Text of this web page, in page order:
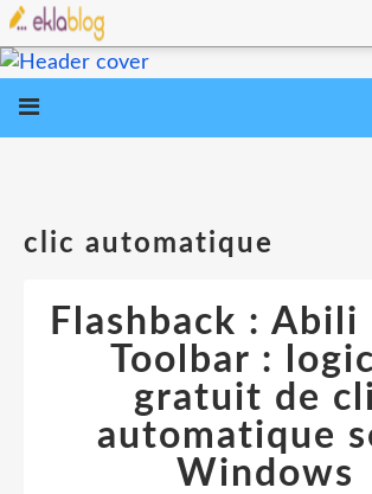
clic automatique
Flashback : Abili
Toolbar :
gratuit de
automatique
Windows